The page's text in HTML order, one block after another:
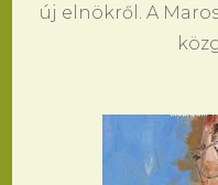
új elnökről. A